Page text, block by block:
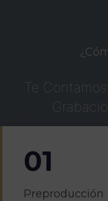
Te
01
Preproducción